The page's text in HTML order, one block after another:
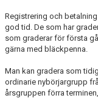
Registrering och
god tid. De som har
som graderar för första
gärna med bläckpenna.
Man kan gradera som
ordinarie nybörjargrupp
årsgruppen förra